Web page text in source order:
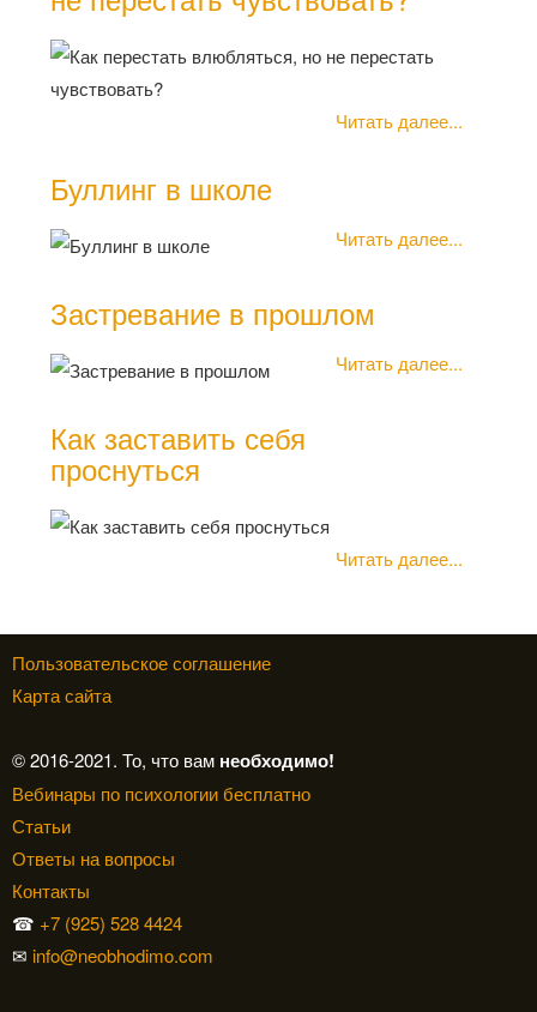
Читать далее...
Буллинг в школе
Читать далее...
Застревание в прошлом
Читать далее...
Как заставить себя
проснуться
Читать далее...
Пользовательское соглашение
Карта сайта
© 2016-2021. То, что вам необходимо!
Вебинары по психологии бесплатно
Статьи
Ответы на вопросы
Контакты
☎ +7 (925) 528 4424
✉ info@neobhodimo.com